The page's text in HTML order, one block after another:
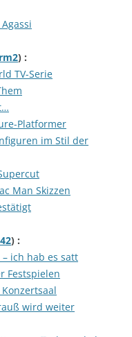
) :
TV-Serie
Platformer
im Stil der
Man Skizzen
) :
ich hab es satt
Festspielen
wird weiter